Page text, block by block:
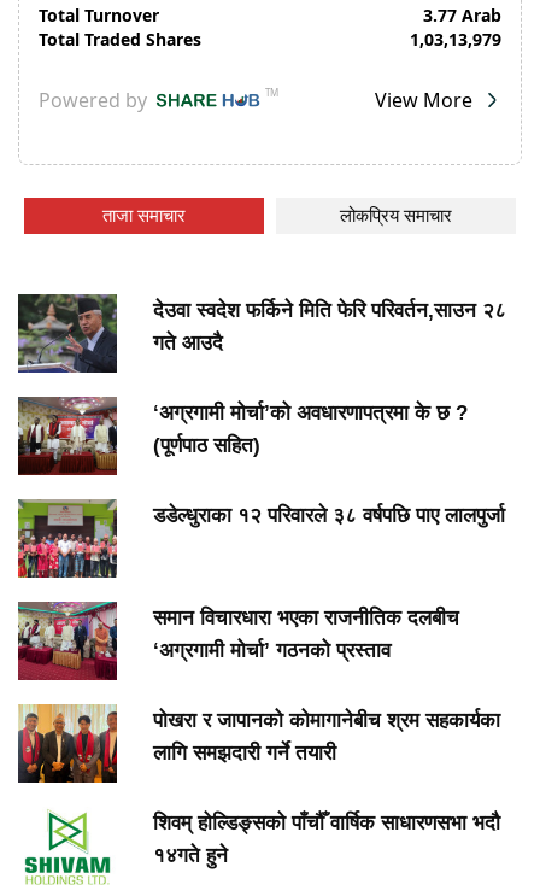
ताजा समाचार लोकप्रिय समाचार
देउवा स्वदेश फर्किने मिति फेरि परिवर्तन,साउन २८
गते आउदै
‘अग्रगामी मोर्चा’को अवधारणापत्रमा के छ ?
(पूर्णपाठ सहित)
डडेल्धुराका १२ परिवारले ३८ वर्षपछि पाए लालपुर्जा
समान विचारधारा भएका राजनीतिक दलबीच
‘अग्रगामी मोर्चा’ गठनको प्रस्ताव
पोखरा र जापानको कोमागानेबीच श्रम सहकार्यका
लागि समझदारी गर्ने तयारी
शिवम् होल्डिङ्सको पाँचौँ वार्षिक साधारणसभा भदौ
१४गते हुने